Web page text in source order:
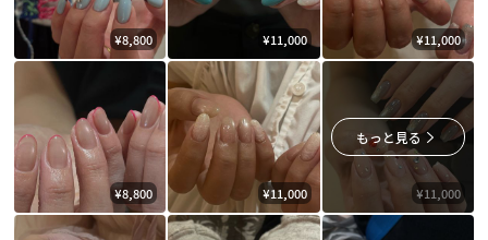
¥8,800 ¥11,000 ¥11,000
¥8,800 ¥11,000 ¥11,000
もっと見る